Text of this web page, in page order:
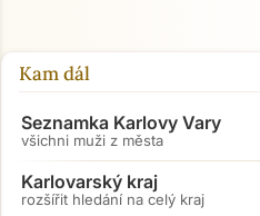
Kam dál
Seznamka Karlovy Vary
všichni muži z města
Karlovarský kraj
rozšířit hledání na celý kraj